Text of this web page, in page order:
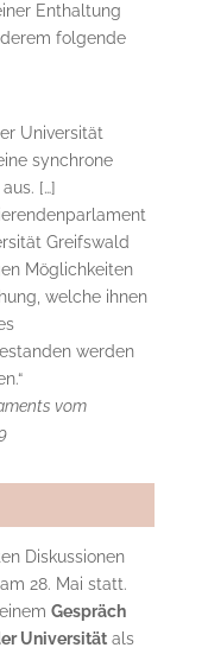
Enthaltung
folgende
Universität
synchrone
[…]
Greifswald
Möglichkeiten
welche ihnen
werden
vom
Diskussionen
28. Mai statt.
Gespräch
Universitätals